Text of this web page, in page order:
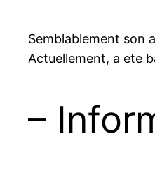
Semblablement son
Actuellement, a ete
–